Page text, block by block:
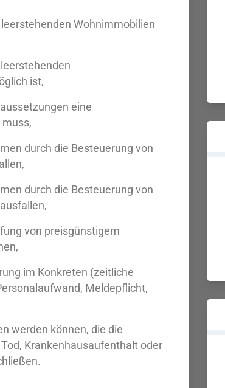
Wohnimmobilien
ist,
eine
durch die Besteuerung von
durch die Besteuerung von
von preisgünstigem
im Konkreten (zeitliche
Meldepflicht,
werden können, die die
Krankenhausaufenthalt oder